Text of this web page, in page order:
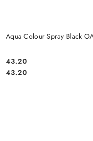
Aqua Colour Spray Black
Cena:
43.20
Cena:
43.20